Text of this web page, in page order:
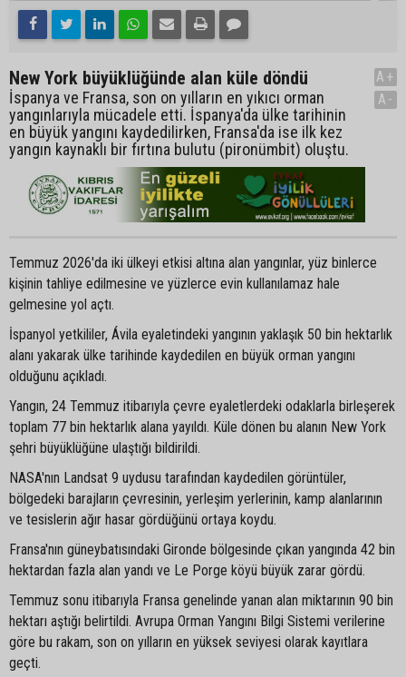
New York büyüklüğünde alan küle döndü
İspanya ve Fransa, son on yılların en yıkıcı orman
yangınlarıyla mücadele etti. İspanya'da ülke tarihinin
en büyük yangını kaydedilirken, Fransa'da ise ilk kez
yangın kaynaklı bir fırtına bulutu (pironümbit) oluştu.
A+
A-
Temmuz 2026'da iki ülkeyi etkisi altına alan yangınlar, yüz binlerce
kişinin tahliye edilmesine ve yüzlerce evin kullanılamaz hale
gelmesine yol açtı.
İspanyol yetkililer, Ávila eyaletindeki yangının yaklaşık 50 bin hektarlık
alanı yakarak ülke tarihinde kaydedilen en büyük orman yangını
olduğunu açıkladı.
Yangın, 24 Temmuz itibarıyla çevre eyaletlerdeki odaklarla birleşerek
toplam 77 bin hektarlık alana yayıldı. Küle dönen bu alanın New York
şehri büyüklüğüne ulaştığı bildirildi.
NASA'nın Landsat 9 uydusu tarafından kaydedilen görüntüler,
bölgedeki barajların çevresinin, yerleşim yerlerinin, kamp alanlarının
ve tesislerin ağır hasar gördüğünü ortaya koydu.
Fransa'nın güneybatısındaki Gironde bölgesinde çıkan yangında 42 bin
hektardan fazla alan yandı ve Le Porge köyü büyük zarar gördü.
Temmuz sonu itibarıyla Fransa genelinde yanan alan miktarının 90 bin
hektarı aştığı belirtildi. Avrupa Orman Yangını Bilgi Sistemi verilerine
göre bu rakam, son on yılların en yüksek seviyesi olarak kayıtlara
geçti.